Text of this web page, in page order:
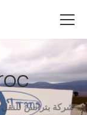
شركة بترانس للنقل